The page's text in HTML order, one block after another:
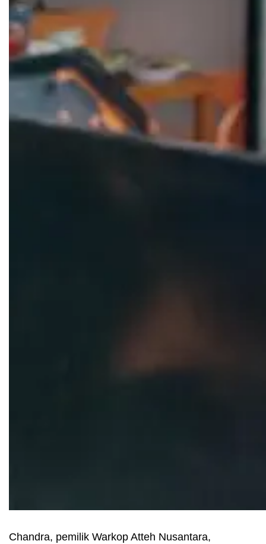
Chandra, pemilik Warkop Atteh Nusantara,